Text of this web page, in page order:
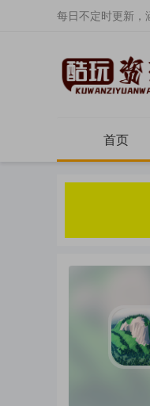
每日不定时更新，
首页